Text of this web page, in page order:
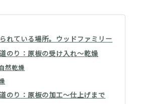
れている場所。ウッドファミリー
のり：原板の受け入れ～乾燥
然乾燥
のり：原板の加工～仕上げまで